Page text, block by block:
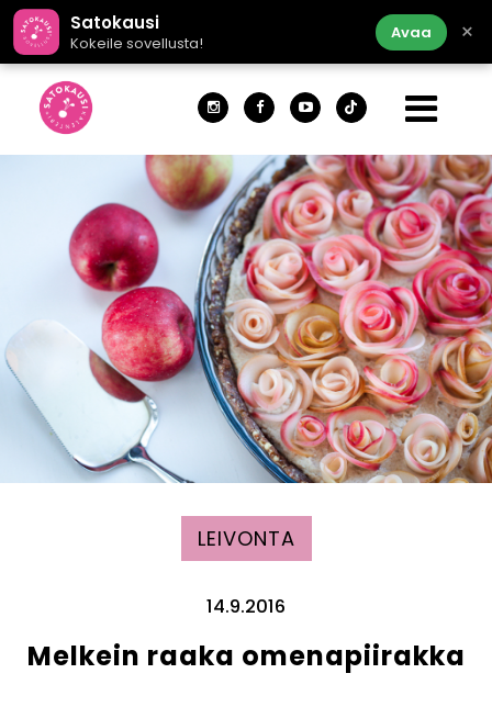
Satokausi
Kokeile sovellusta!
Avaa ×
LEIVONTA
14.9.2016
Melkein raaka omenapiirakka